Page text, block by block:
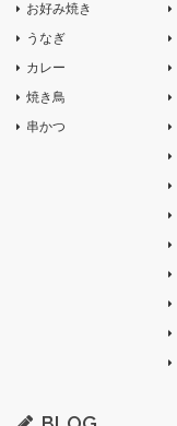
お好み焼き
うなぎ
カレー
焼き鳥
串かつ